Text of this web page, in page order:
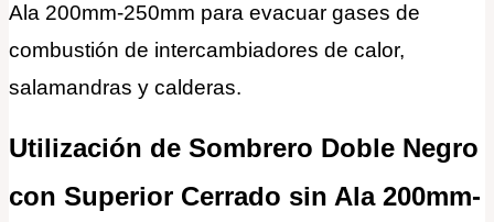
Ala 200mm-250mm para evacuar gases de
combustión de intercambiadores de calor,
salamandras y calderas.
Utilización de Sombrero Doble Negro
con Superior Cerrado sin Ala 200mm-